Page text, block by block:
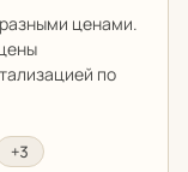
ценами.
по
+3